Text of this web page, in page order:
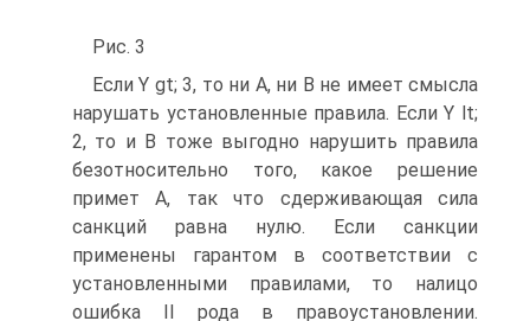
Рис. 3
Если Y gt; 3, то ни А, ни В не имеет смысла
нарушать установленные правила. Если Y lt;
2, то и В тоже выгодно нарушить правила
безотносительно того, какое решение
примет А, так что сдерживающая сила
санкций равна нулю. Если санкции
применены гарантом в соответствии с
установленными правилами, то налицо
ошибка II рода в правоустановлении.